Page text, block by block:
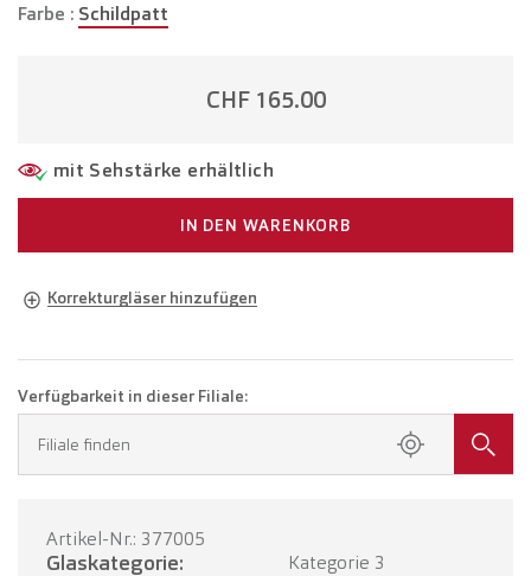
Farbe : Schildpatt
CHF 165.00
mit Sehstärke erhältlich
IN DEN WARENKORB
Korrekturgläser hinzufügen
Brille mit Einstärkengläsern
TERMIN BUCHEN
Verfügbarkeit in dieser Filiale:
Filiale finden
Artikel-Nr.: 377005
Glaskategorie: Kategorie 3